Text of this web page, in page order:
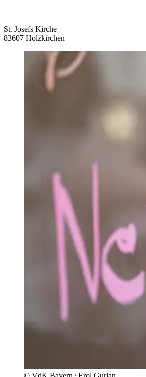
St. Josefs Kirche
83607 Holzkirchen
© VdK Bayern / Erol Gurian